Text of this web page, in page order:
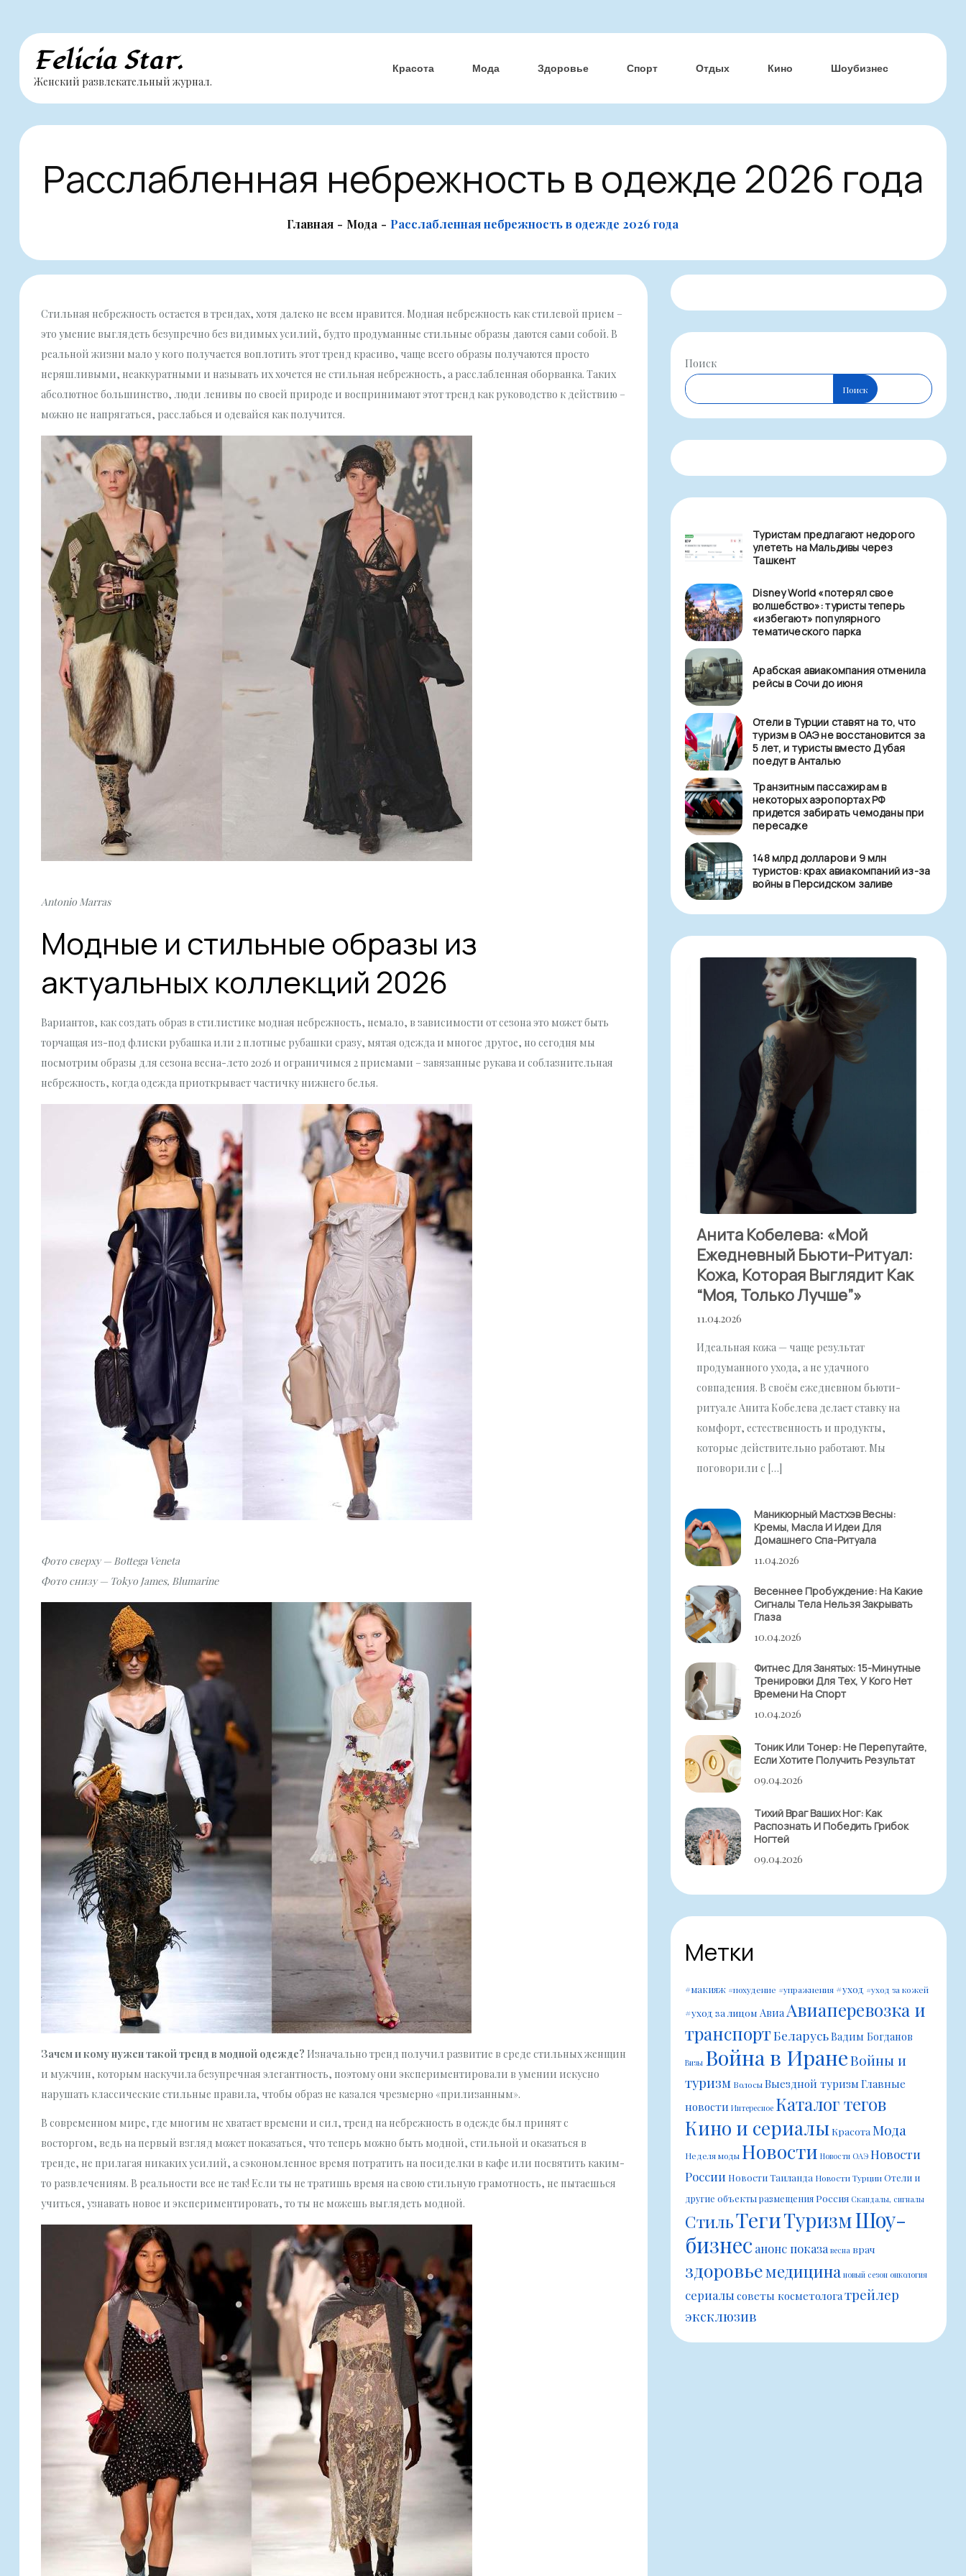
Перейти
содержимому
Felicia Star.
Женский развлекательный журнал.
Красота Мода Здоровье Спорт Отдых Кино Шоубизнес
Расслабленная небрежность в одежде 2026 года
Главная Мода Расслабленная небрежность в одежде 2026 года
Стильная небрежность остается в трендах, хотя далеко не всем нравится. Модная небрежность как стилевой прием –
это умение выглядеть безупречно без видимых усилий, будто продуманные стильные образы даются сами собой. В
реальной жизни мало у кого получается воплотить этот тренд красиво, чаще всего образы получаются просто
неряшливыми, неаккуратными и называть их хочется не стильная небрежность, а расслабленная оборванка. Таких
абсолютное большинство, люди ленивы по своей природе и воспринимают этот тренд как руководство к действию –
можно не напрягаться, расслабься и одевайся как получится.
Antonio Marras
Модные и стильные образы из
актуальных коллекций 2026
Вариантов, как создать образ в стилистике модная небрежность, немало, в зависимости от сезона это может быть
торчащая из-под флиски рубашка или 2 плотные рубашки сразу, мятая одежда и многое другое, но сегодня мы
посмотрим образы для сезона весна-лето 2026 и ограничимся 2 приемами – завязанные рукава и соблазнительная
небрежность, когда одежда приоткрывает частичку нижнего белья.
Фото сверху — Bottega Veneta
Фото снизу — Tokyo James, Blumarine
Зачем и кому нужен такой тренд в модной одежде? Изначально тренд получил развитие в среде стильных женщин
и мужчин, которым наскучила безупречная элегантность, поэтому они экспериментировали в умении искусно
нарушать классические стильные правила, чтобы образ не казался чрезмерно «прилизанным».
В современном мире, где многим не хватает времени и сил, тренд на небрежность в одежде был принят с
восторгом, ведь на первый взгляд может показаться, что теперь можно быть модной, стильной и оказаться в
тренде, не прилагая никаких усилий, а сэкономленное время потратить на посиделки в кафе или посвятить каким-
то развлечениям. В реальности все не так! Если ты не тратишь время на свою стильную грамотность, не пытаешься
учиться, узнавать новое и экспериментировать, то ты не можешь выглядеть модной.
Поиск
Поиск
Туристам предлагают недорого
улететь на Мальдивы через
Ташкент
Disney World «потерял свое
волшебство»: туристы теперь
«избегают» популярного
тематического парка
Арабская авиакомпания отменила
рейсы в Сочи до июня
Отели в Турции ставят на то, что
туризм в ОАЭ не восстановится за
5 лет, и туристы вместо Дубая
поедут в Анталью
Транзитным пассажирам в
некоторых аэропортах РФ
придется забирать чемоданы при
пересадке
148 млрд долларов и 9 млн
туристов: крах авиакомпаний из-за
войны в Персидском заливе
Анита Кобелева: «Мой
Ежедневный Бьюти-Ритуал:
Кожа, Которая Выглядит Как
“моя, Только Лучше”»
11.04.2026
Идеальная кожа — чаще результат
продуманного ухода, а не удачного
совпадения. В своём ежедневном бьюти-
ритуале Анита Кобелева делает ставку на
комфорт, естественность и продукты,
которые действительно работают. Мы
поговорили с […]
Маникюрный Мастхэв Весны:
Кремы, Масла И Идеи Для
Домашнего Спа-Ритуала
11.04.2026
Весеннее Пробуждение: На Какие
Сигналы Тела Нельзя Закрывать
Глаза
10.04.2026
Фитнес Для Занятых: 15-Минутные
Тренировки Для Тех, У Кого Нет
Времени На Спорт
10.04.2026
Тоник Или Тонер: Не Перепутайте,
Если Хотите Получить Результат
09.04.2026
Тихий Враг Ваших Ног: Как
Распознать И Победить Грибок
Ногтей
09.04.2026
Метки
#макияж #похудение #упражнения #уход #уход за кожей
#уход за лицом Авиа Авиаперевозка и
транспортБеларусьВадим Богданов
Визы Война в ИранеВойны и
туризм ВолосыВыездной туризмГлавные
новости Интересное Каталог тегов
Кино и сериалыКрасота Мода
Неделя моды Новости Новости ОАЭ Новости
России Новости Таиланда Новости ТурцииОтели и
другие объекты размещенияРоссия Скандалы, сигналы
СтильТегиТуризмШоу-
бизнес анонс показа весна врач
здоровьемедицина новый сезон онкология
сериалы советы косметологатрейлер
эксклюзив